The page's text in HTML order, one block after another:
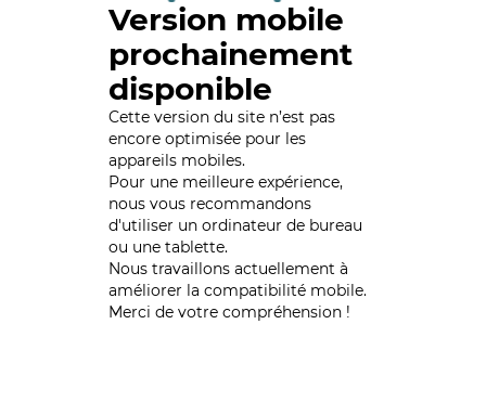
Version mobile
prochainement
disponible
Cette version du site n’est pas
encore optimisée pour les
appareils mobiles.
Pour une meilleure expérience,
nous vous recommandons
d'utiliser un ordinateur de bureau
ou une tablette.
Nous travaillons actuellement à
améliorer la compatibilité mobile.
Merci de votre compréhension !